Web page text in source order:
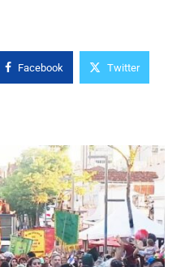
Facebook Twitter